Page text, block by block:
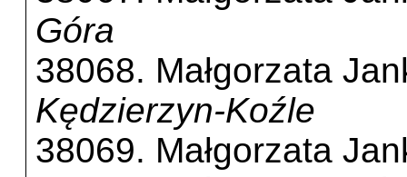
Góra
38068. Małgorzata
Kędzierzyn-Koźle
38069. Małgorzata